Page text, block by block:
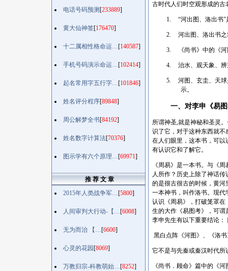
电话号码预测 [233889]
黄大仙神签[176470]
十二属相性格命运…[140587]
手机号码演示命运…[102414]
起名常用字五行字…[101846]
姓名评分程序[89848]
周公解梦全书[84192]
姓名数字计算法[70376]
图示学有六个原理…[69971]
推 荐 文 章
2015年人类战争军…[5800]
人间审判大行动-【…[6008]
无为而治 【…[6600]
心灵的花园 [8069]
万教归宗-科教萌始…[8252]
古时代人们时空观形成的古
1. “河出图、洛出书
2. 河出图、洛出书
3. 《尚书》中的《
4. 治水、观天象、
5.
河图、玄圭、天
示。
一、对李申《易
所谓神圣,就是神秘和圣灵
识了它，对于这种东西就
在人们眼里，这本书，可
有认识它和了解它。
《周易》是一本书。与《
人所作？历史上除了神话
的是很古很古的时候，黄
一本神书，叫作洛书。现
认识《周易》，打破笼罩
生的大作《易图考》，可
李申先生有以下重要结论：
黑白点阵《河图》、《洛
它不是与先秦或秦汉时代
《尚书．顾命》篇中的《